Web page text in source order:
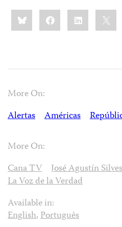
Share
this:BlueskyFacebookLinkedIn
More On:
Alertas
Américas
More On:
Cana TV
José Agustín
La Voz de la Verdad
Available in:
English,Português